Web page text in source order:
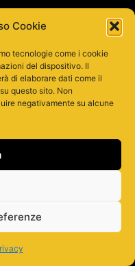
Cookie
tecnologie come i cookie
del dispositivo. Il
di elaborare dati come il
questo sito. Non
negativamente su alcune